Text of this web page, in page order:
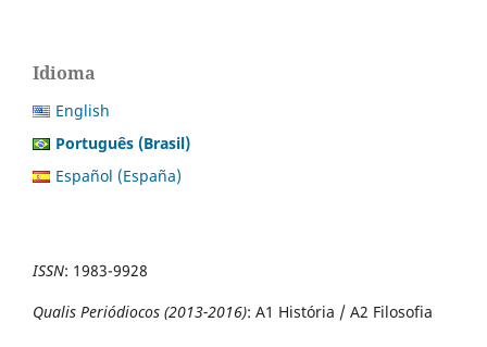
Idioma
English
Português (Brasil)
Español (España)
ISSN: 1983-9928
Qualis Periódiocos (2013-2016): A1 História / A2 Filosofia